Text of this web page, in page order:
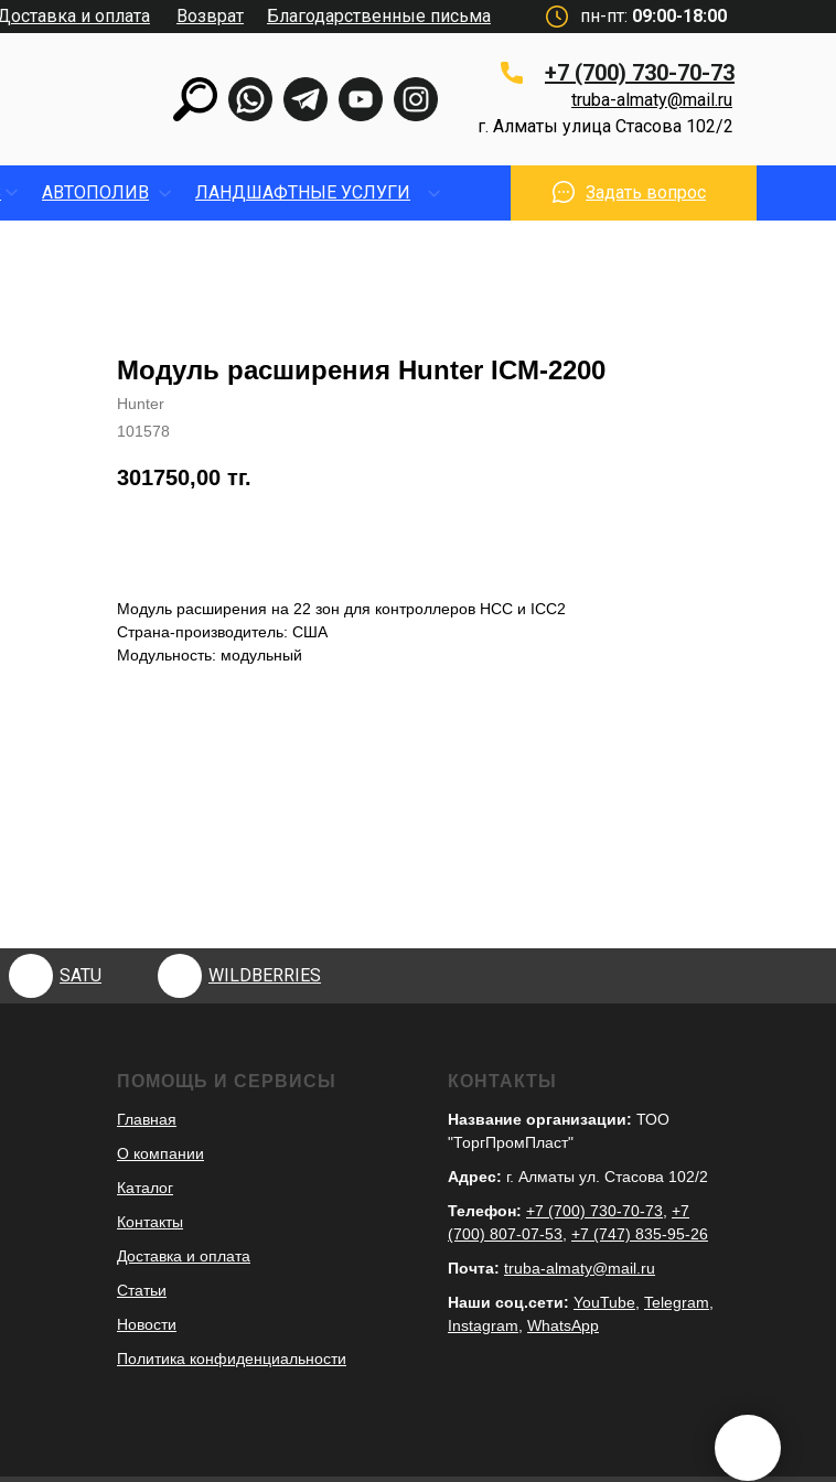
и оплата пн-пт: 09:00-18:00
+7 (700) 730-70-73
г. Алматы улица Стасова 102/2
truba-almaty@mail.ru
Возврат Благодарственные письма
АВТОПОЛИВ ЛАНДШАФТНЫЕ УСЛУГИ Задать вопрос
Модуль расширения Hunter ICM-2200
Hunter
101578
301750,00 тг.
Модуль расширения на 22 зон для контроллеров HCC и ICC2
Страна-производитель: США
Модульность: модульный
SATU WILDBERRIES
ПОМОЩЬ И СЕРВИСЫ
Главная
О компании
Каталог
Контакты
Доставка и оплата
Статьи
Новости
Политика конфиденциальности
КОНТАКТЫ
Название организации: ТОО
"ТоргПромПласт"
Адрес: г. Алматы ул. Стасова 102/2
Телефон: +7 (700) 730-70-73 +7
(700) 807-07-53 +7 (747) 835-95-26
Почта: truba-almaty@mail.ru
Наши соц.сети: YouTube Telegram
Instagram WhatsApp